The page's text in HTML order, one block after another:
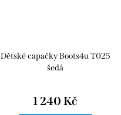
Dětské capačky Boots4u T025
šedá
1 240 Kč